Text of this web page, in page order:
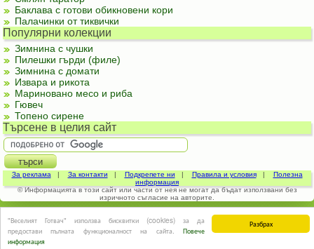
Разбрах
"Веселият Готвач" използва бисквитки (cookies) за да
предостави пълната функционалност на сайта. Повече
информация
Баклава с готови обикновени кори
Палачинки от тиквички
Популярни колекции
Зимнина с чушки
Пилешки гърди (филе)
Зимнина с домати
Извара и рикота
Мариновано месо и риба
Гювеч
Топено сирене
Търсене в целия сайт
За реклама | За контакти | Подкрепете ни | Правила и условия| Полезна
информация
© Информацията в този сайт или части от нея не могат да бъдат използвани без
изричното съгласие на авторите.